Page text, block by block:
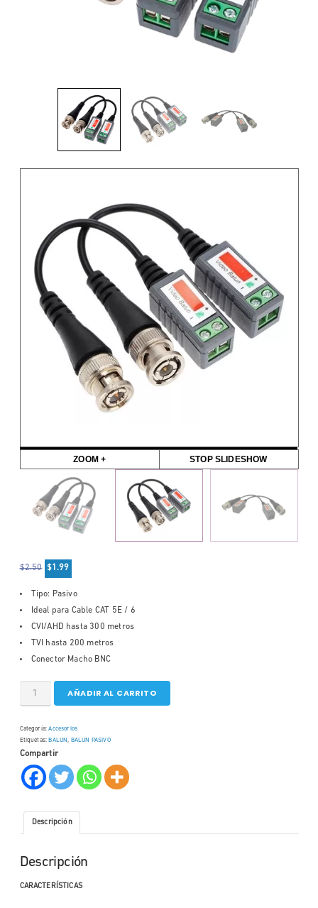
ZOOM + STOP SLIDESHOW
$2.50 $1.99
Tipo: Pasivo
Ideal para Cable CAT 5E / 6
CVI/AHD hasta 300 metros
TVI hasta 200 metros
Conector Macho BNC
AÑADIR AL CARRITO
Categoría:Accesorios
Etiquetas: BALUN, BALUN PASIVO
Compartir
Descripción
Descripción
CARACTERÍSTICAS